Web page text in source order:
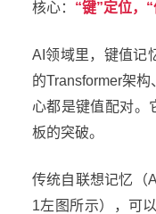
核心： “键”定位，
AI领域里，键值记
的Transformer架
心都是键值配对。
板的突破。
传统自联想记忆
1左图所示），可